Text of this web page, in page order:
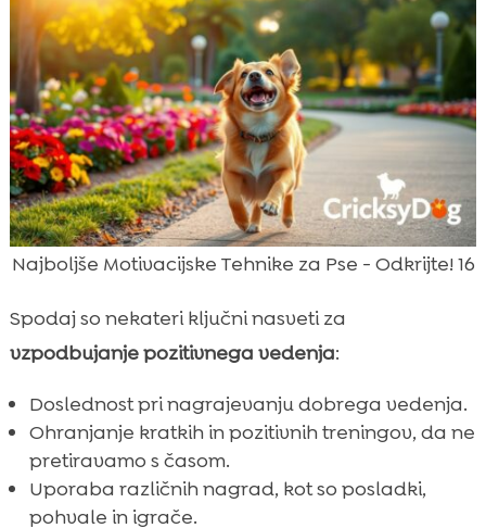
Najboljše Motivacijske Tehnike za Pse - Odkrijte! 16
Spodaj so nekateri ključni nasveti za
vzpodbujanje pozitivnega vedenja:
Doslednost pri nagrajevanju dobrega vedenja.
Ohranjanje kratkih in pozitivnih treningov, da ne
pretiravamo s časom.
Uporaba različnih nagrad, kot so posladki,
pohvale in igrače.